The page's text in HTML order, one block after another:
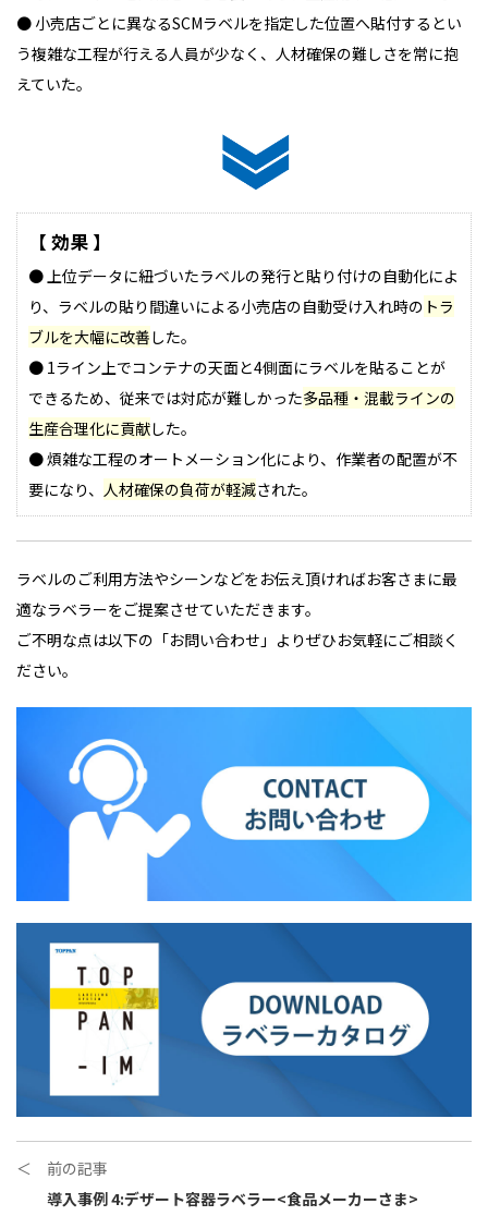
● 小売店ごとに異なるSCMラベルを指定した位置へ貼付するとい
う複雑な工程が行える人員が少なく、人材確保の難しさを常に抱
えていた。
【 効果 】
● 上位データに紐づいたラベルの発行と貼り付けの自動化によ
り、ラベルの貼り間違いによる小売店の自動受け入れ時の トラ
ブルを大幅に改善 した。
● 1ライン上でコンテナの天面と4側面にラベルを貼ることが
できるため、従来では対応が難しかった多品種・混載ラインの
生産合理化に貢献した。
● 煩雑な工程のオートメーション化により、作業者の配置が不
要になり、 人材確保の負荷が軽減された。
ラベルのご利用方法やシーンなどをお伝え頂ければお客さまに最
適なラベラーをご提案させていただきます。
ご不明な点は以下の「お問い合わせ」よりぜひお気軽にご相談く
ださい。
＜ 前の記事
導入事例 4:デザート容器ラベラー<食品メーカーさま>